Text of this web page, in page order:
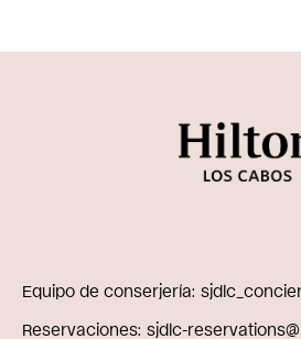
Equipo de conserjería
Reservaciones sjdlc-